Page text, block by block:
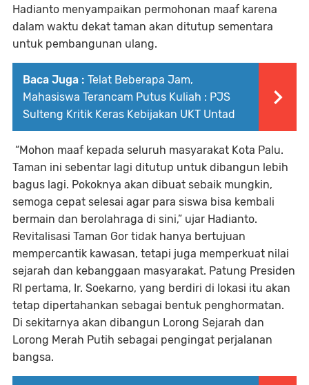
Hadianto menyampaikan permohonan maaf karena
dalam waktu dekat taman akan ditutup sementara
untuk pembangunan ulang.
Baca Juga : Telat Beberapa Jam,
Mahasiswa Terancam Putus Kuliah : PJS
Sulteng Kritik Keras Kebijakan UKT Untad
“Mohon maaf kepada seluruh masyarakat Kota Palu.
Taman ini sebentar lagi ditutup untuk dibangun lebih
bagus lagi. Pokoknya akan dibuat sebaik mungkin,
semoga cepat selesai agar para siswa bisa kembali
bermain dan berolahraga di sini,” ujar Hadianto.
Revitalisasi Taman Gor tidak hanya bertujuan
mempercantik kawasan, tetapi juga memperkuat nilai
sejarah dan kebanggaan masyarakat. Patung Presiden
RI pertama, Ir. Soekarno, yang berdiri di lokasi itu akan
tetap dipertahankan sebagai bentuk penghormatan.
Di sekitarnya akan dibangun Lorong Sejarah dan
Lorong Merah Putih sebagai pengingat perjalanan
bangsa.